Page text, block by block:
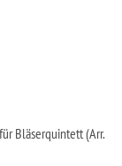
Bläserquintett (Arr.